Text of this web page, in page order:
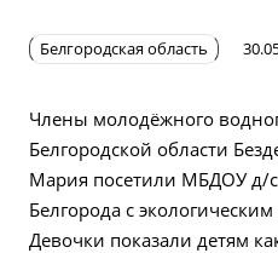
Белгородская область
Члены молодёжного
Белгородской области
Мария посетили МБДОУ д/
Белгорода с
Девочки показали детям